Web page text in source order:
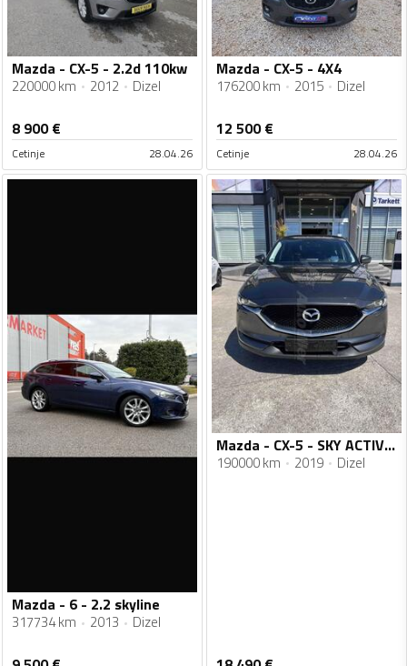
Mazda - CX-5 - 2.2d 110kw
220000 km 2012 Dizel
8 900€
Cetinje 28.04.26
Mazda - CX-5 - 4X4
176200 km 2015 Dizel
12 500€
Cetinje 28.04.26
Mazda - 6 - 2.2 skyline
317734 km 2013 Dizel
Mazda - CX-5 - SKY ACTIVE-Automatik
190000 km 2019 Dizel